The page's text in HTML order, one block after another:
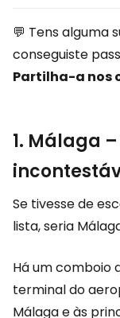
💬 Tens alguma
conseguiste
Partilha-a nos
1. Málaga
Se tivesse de
lista, seria
Há um comboio
terminal do
Málaga e às